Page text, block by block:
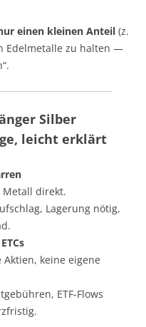
einen kleinen Anteil (z.
Edelmetalle zu halten —
Silber
leicht erklärt
Metall direkt.
Lagerung nötig,
keine eigene
ETF-Flows